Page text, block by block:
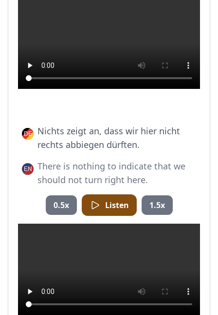
Nichts zeigt an, dass wir hier nicht
rechts abbiegen dürften.
There is nothing to indicate that we
should not turn right here.
0.5x Listen 1.5x